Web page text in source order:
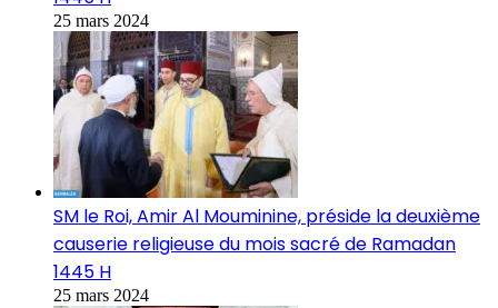
25 mars 2024
SM le Roi, Amir Al Mouminine, préside la deuxième
causerie religieuse du mois sacré de Ramadan
1445 H
25 mars 2024